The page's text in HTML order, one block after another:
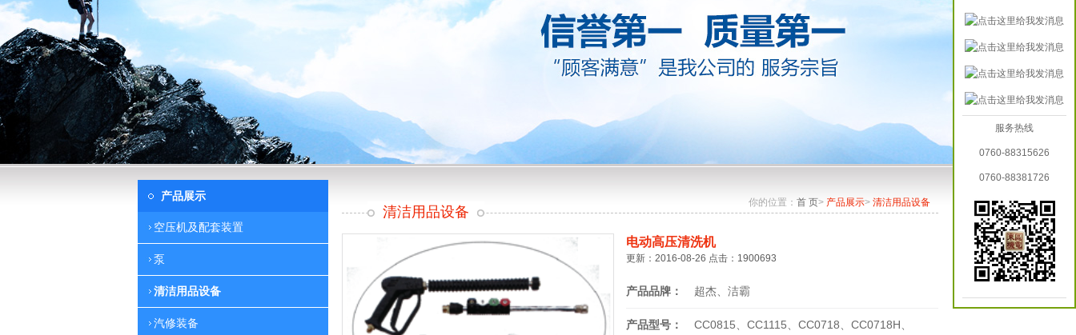
产品展示
空压机及配套装置
泵
清洁用品设备
汽修装备
你的位置： 首 页> 产品展示> 清洁用品设备
清洁用品设备
电动高压清洗机
更新：2016-08-26 点击：1900693
产品品牌： 超杰、洁霸
产品型号：
CC0815、CC1115、CC0718、CC0718H、
服务热线
0760-88315626
0760-88381726